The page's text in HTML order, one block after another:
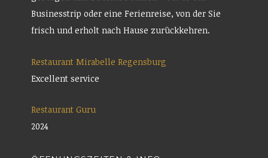
Businesstrip oder eine Ferienreise, von der Sie
frisch und erholt nach Hause zurückkehren.
Restaurant Mirabelle Regensburg
Excellent service
Restaurant Guru
2024